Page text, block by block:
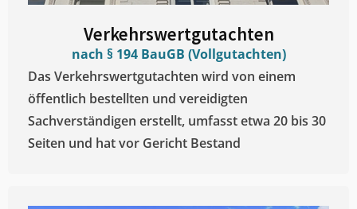
Verkehrswertgutachten
nach § 194 BauGB (Vollgutachten)
Das Verkehrswertgutachten wird von einem
öffentlich bestellten und vereidigten
Sachverständigen erstellt, umfasst etwa 20 bis 30
Seiten und hat vor Gericht Bestand